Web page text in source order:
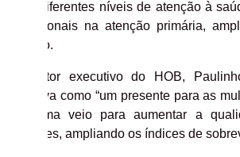
entre diferentes níveis de atenção à
profissionais na atenção primária,
positivo.
O diretor executivo do HOB,
iniciativa como “um presente para as
programa veio para aumentar a
mulheres, ampliando os índices de